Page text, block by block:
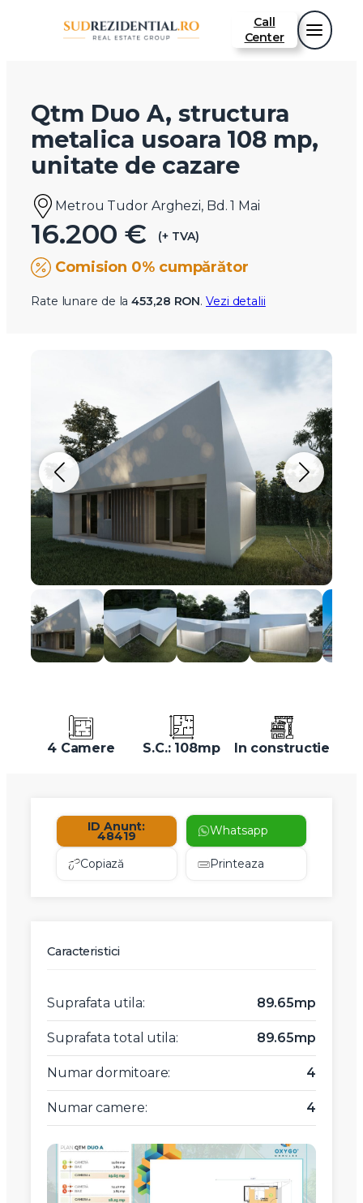
Call
Center
Qtm Duo A, structura
metalica usoara 108 mp,
unitate de cazare
Metrou Tudor Arghezi, Bd. 1 Mai
16.200 € (+ TVA)
Comision 0% cumpărător
Rate lunare de la453,28 RON.Vezi detalii
4 Camere S.C.: 108mp In constructie
ID Anunt:
48419 Whatsapp
Copiază Printeaza
Caracteristici
Suprafata utila: 89.65mp
Suprafata total utila: 89.65mp
Numar dormitoare: 4
Numar camere: 4